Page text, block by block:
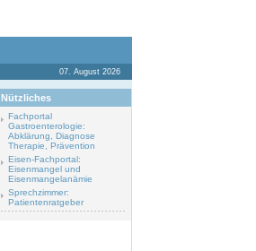
07. August 2026
Nützliches
Fachportal
Gastroenterologie:
Abklärung, Diagnose
Therapie, Prävention
Eisen-Fachportal:
Eisenmangel und
Eisenmangelanämie
Sprechzimmer:
Patientenratgeber